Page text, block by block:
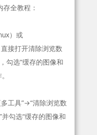
全教程：
）或
接打开清除浏览数
勾选“缓存的图像和
工具”→“清除浏览数
勾选“缓存的图像和